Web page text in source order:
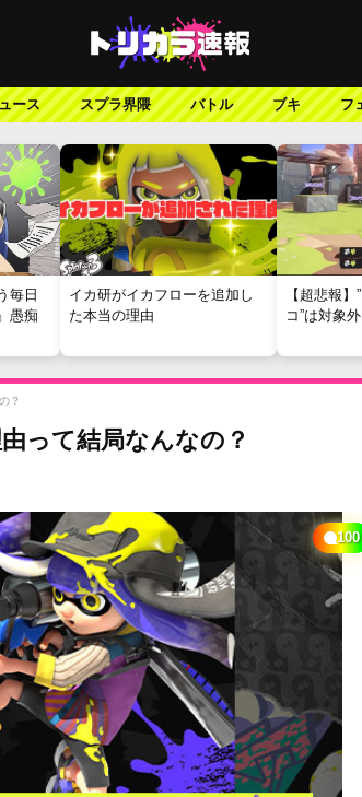
ース スプラ界隈 バトル ブキ フ
毎日
愚痴
イカ研がイカフローを追加し
た本当の理由
【超悲報】
コ”は対象外
？
って結局なんなの？
100